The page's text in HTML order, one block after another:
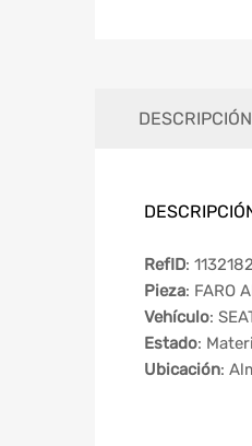
DESCRIPCIÓN
RefID: 1132182
Pieza: FARO
Vehículo:
Estado:
Ubicación: